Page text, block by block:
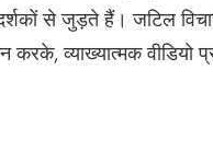
से जुड़ते हैं। जटिल
व्याख्यात्मक वीडियो